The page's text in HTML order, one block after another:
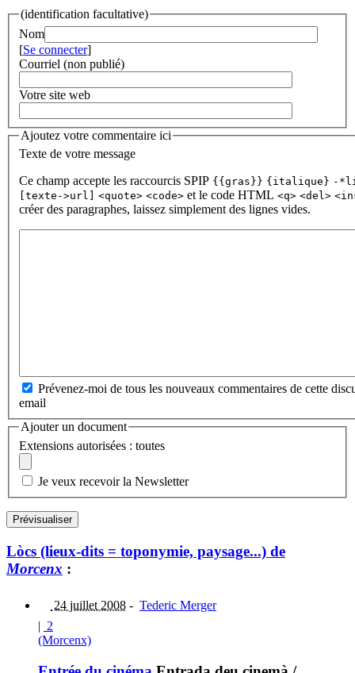
(identification facultative)
Nom
[Se connecter]
Courriel (non publié)
Votre site web
Ajoutez votre commentaire ici
Texte de votre message
Ce champ accepte les raccourcis SPIP {{gras}} {italique} -
[texte->url]
<quote> <code> et le code HTML <q> <del>
créer des paragraphes, laissez simplement des lignes vides.
Prévenez-moi de tous les nouveaux commentaires de cette
email
Ajouter un document
Extensions autorisées : toutes
Je veux recevoir la Newsletter
Lòcs (lieux-dits = toponymie, paysage...) de
Morcenx :
24 juillet 2008 - Tederic Merger
| 2
(Morcenx)